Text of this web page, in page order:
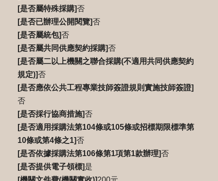
[是否屬特殊採購]否
[是否已辦理公開閱覽]否
[是否屬統包]否
[是否屬共同供應契約採購]否
[是否屬二以上機關之聯合採購(不適用共同供應契約
規定)]否
[是否應依公共工程專業技師簽證規則實施技師簽證]
否
[是否採行協商措施]否
[是否適用採購法第104條或105條或招標期限標準第
10條或第4條之1]否
[是否依據採購法第106條第1項第1款辦理]否
[是否提供電子領標]是